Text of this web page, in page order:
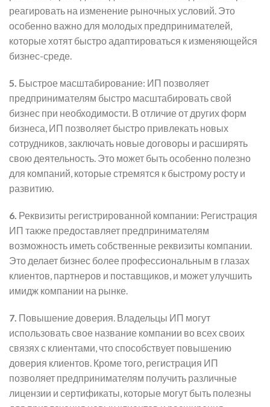
реагировать на изменение рыночных условий. Это
особенно важно для молодых предпринимателей,
которые хотят быстро адаптироваться к изменяющейся
бизнес-среде.
5. Быстрое масштабирование: ИП позволяет
предпринимателям быстро масштабировать свой
бизнес при необходимости. В отличие от других форм
бизнеса, ИП позволяет быстро привлекать новых
сотрудников, заключать новые договоры и расширять
свою деятельность. Это может быть особенно полезно
для компаний, которые стремятся к быстрому росту и
развитию.
6. Реквизиты регистрированной компании: Регистрация
ИП также предоставляет предпринимателям
возможность иметь собственные реквизиты компании.
Это делает бизнес более профессиональным в глазах
клиентов, партнеров и поставщиков, и может улучшить
имидж компании на рынке.
7. Повышение доверия. Владельцы ИП могут
использовать свое название компании во всех своих
связях с клиентами, что способствует повышению
доверия клиентов. Кроме того, регистрация ИП
позволяет предпринимателям получить различные
лицензии и сертификаты, которые могут быть полезны